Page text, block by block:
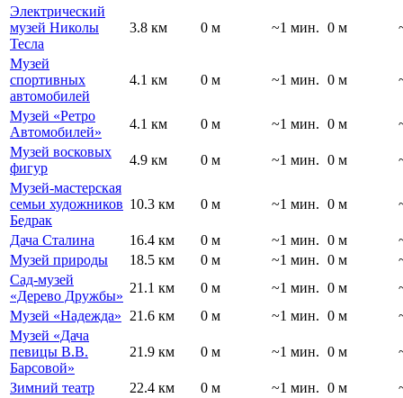
Электрический
музей Николы
Тесла
3.8 км 0 м ~1 мин. 0 м
Музей
спортивных
автомобилей
4.1 км 0 м ~1 мин. 0 м
Музей «Ретро
Автомобилей»
4.1 км 0 м ~1 мин. 0 м
Музей восковых
фигур
4.9 км 0 м ~1 мин. 0 м
Музей-мастерская
семьи художников
Бедрак
10.3 км 0 м ~1 мин. 0 м
Дача Сталина 16.4 км 0 м ~1 мин. 0 м
Музей природы
18.5 км 0 м ~1 мин. 0 м
Сад-музей
«Дерево Дружбы»
21.1 км 0 м ~1 мин. 0 м
Музей «Надежда»
21.6 км 0 м ~1 мин. 0 м
Музей «Дача
певицы В.В.
Барсовой»
21.9 км 0 м ~1 мин. 0 м
Зимний театр 22.4 км 0 м ~1 мин. 0 м